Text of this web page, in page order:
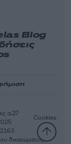
Blog
α.27
Cookies
δικαιώματος.